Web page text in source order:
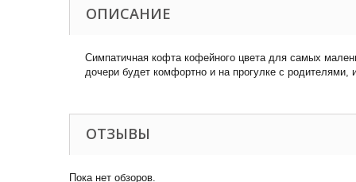
ОПИСАНИЕ
Симпатичная кофта кофейного цвета для самых
дочери будет комфортно и на прогулке с родителями,
ОТЗЫВЫ
Пока нет обзоров.